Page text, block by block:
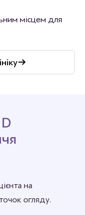
місцем для
на
огляду.